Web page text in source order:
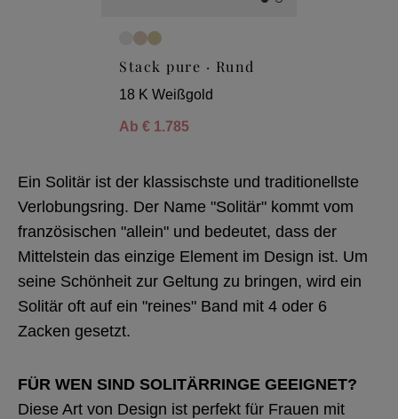
Stack pure · Rund
18 K Weißgold
Ab € 1.785
Ein Solitär ist der klassischste und traditionellste
Verlobungsring. Der Name "Solitär" kommt vom
französischen "allein" und bedeutet, dass der
Mittelstein das einzige Element im Design ist. Um
seine Schönheit zur Geltung zu bringen, wird ein
Solitär oft auf ein "reines" Band mit 4 oder 6
Zacken gesetzt.
FÜR WEN SIND SOLITÄRRINGE GEEIGNET?
Diese Art von Design ist perfekt für Frauen mit